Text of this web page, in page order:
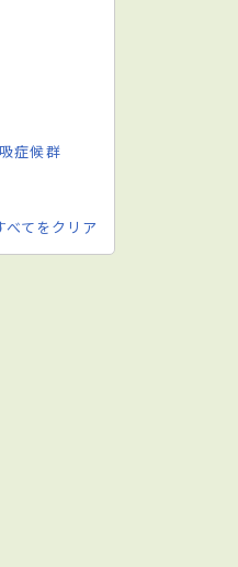
症候群
べてをクリア